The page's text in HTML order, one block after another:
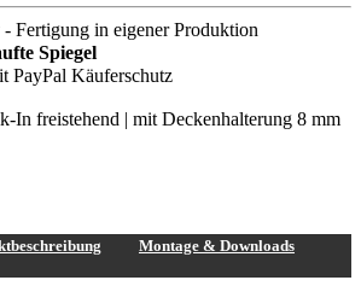
- Fertigung in eigener Produktion
Spiegel
PayPal Käuferschutz
In freistehend | mit Deckenhalterung 8 mm
Montage & Downloads